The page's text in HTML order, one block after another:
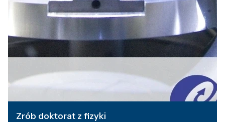
Zrób doktorat z fizyki